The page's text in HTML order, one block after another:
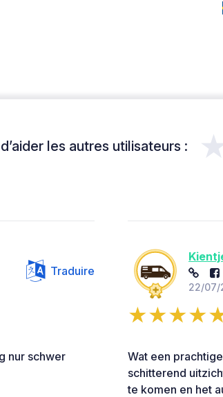
les autres utilisateurs :
Traduire
nur schwer
22/07/
Wat een
schitterend
te komen en het